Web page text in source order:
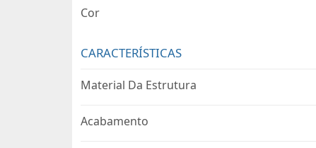
Cor
CARACTERÍSTICAS
Material Da Estrutura
Acabamento